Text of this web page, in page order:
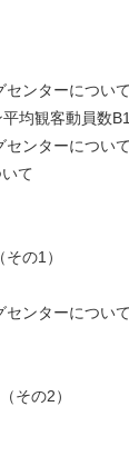
ンターについて
均観客動員数
ンターについて
て
の1）
ンターについて
その2）